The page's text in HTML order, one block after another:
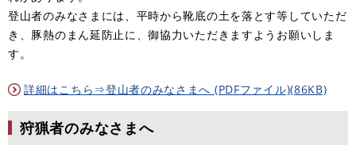
登山者のみなさまには、平時から靴底の土を落とす等していただ
き、豚熱のまん延防止に、御協力いただきますようお願いしま
す。
詳細はこちら⇒登山者のみなさまへ (PDFファイル)(86KB)
狩猟者のみなさまへ